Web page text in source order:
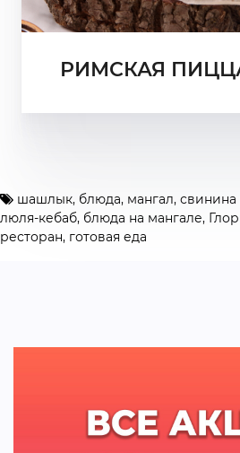
РИМСКАЯ
шашлык, блюда, мангал, свинина
люля-кебаб, блюда на мангале,
ресторан, готовая еда